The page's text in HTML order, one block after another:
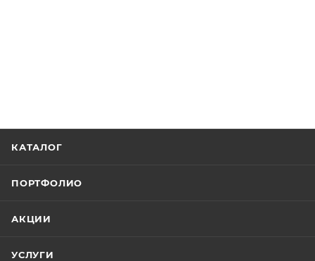
КАТАЛОГ
ПОРТФОЛИО
АКЦИИ
УСЛУГИ